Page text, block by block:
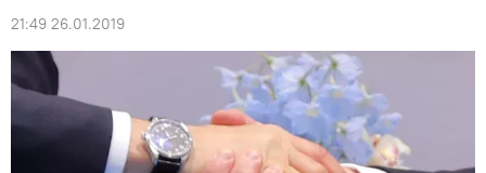
21:49 26.01.2019